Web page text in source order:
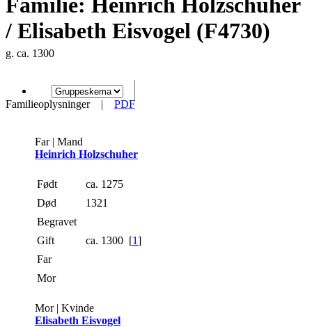
/ Elisabeth Eisvogel (F4730)
g. ca. 1300
Familieoplysninger| PDF
Far | Mand
Heinrich Holzschuher
Født
ca. 1275
Død
1321
Begravet
Gift
ca. 1300 [1]
Far
Mor
Mor | Kvinde
Elisabeth Eisvogel